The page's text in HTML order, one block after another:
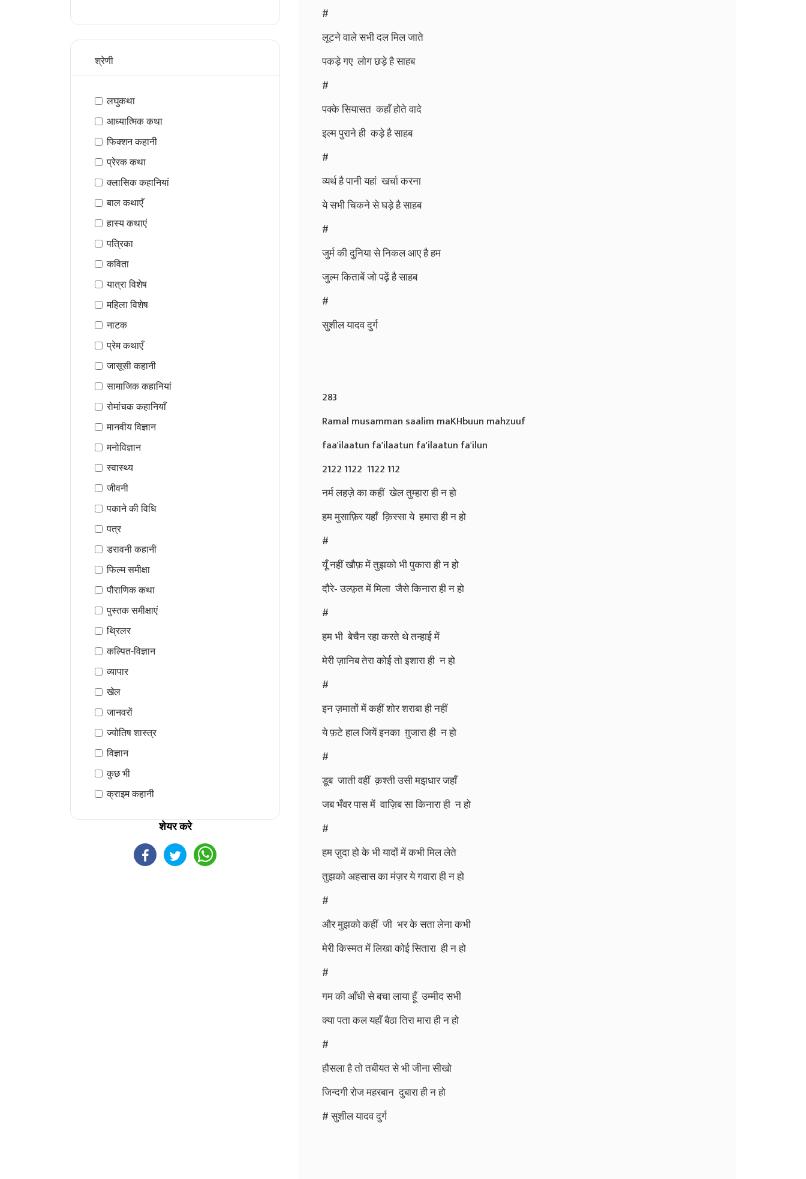
श्रेणी
लघुकथा
आध्यात्मिक कथा
फिक्शन कहानी
प्रेरक कथा
क्लासिक कहानियां
बाल कथाएँ
हास्य कथाएं
पत्रिका
कविता
यात्रा विशेष
महिला विशेष
नाटक
प्रेम कथाएँ
जासूसी कहानी
सामाजिक कहानियां
रोमांचक कहानियाँ
मानवीय विज्ञान
मनोविज्ञान
स्वास्थ्य
जीवनी
पकाने की विधि
पत्र
डरावनी कहानी
फिल्म समीक्षा
पौराणिक कथा
पुस्तक समीक्षाएं
थ्रिलर
कल्पित-विज्ञान
व्यापार
खेल
जानवरों
ज्योतिष शास्त्र
विज्ञान
कुछ भी
क्राइम कहानी
शेयर करे
#
लूटने वाले सभी दल मिल जाते
पकड़े गए लोग छड़े है साहब
#
पक्के सियासत कहाँ होते वादे
इल्म पुराने ही कड़े है साहब
#
व्यर्थ है पानी यहां खर्चा करना
ये सभी चिकने से घड़े है साहब
#
जुर्म की दुनिया से निकल आए है हम
जुल्म किताबें जो पढ़ें है साहब
#
सुशील यादव दुर्ग
283
Ramal musamman saalim maKHbuun mahzuuf
faa'ilaatun fa'ilaatun fa'ilaatun fa'ilun
2122 1122 1122 112
नर्म लहज़े का कहीं खेल तुम्हारा ही न हो
हम मुसाफ़िर यहाँ क़िस्सा ये हमारा ही न हो
#
यूँ नहीं खौफ़ में तुझको भी पुकारा ही न हो
दौरे- उल्फ़़त में मिला जैसे किनारा ही न हो
#
हम भी बेचैन रहा करते थे तन्हाई में
मेरी ज़ानिब तेरा कोई तो इशारा ही न हो
#
इन ज़मातों में कहीं शोर शराबा ही नहीं
ये फ़टे हाल जियें इनका ग़ुजारा ही न हो
#
डूब जाती वहीं क़श्ती उसी मझ़धार जहाँ
जब भँवर पास में वाज़िब सा किनारा ही न हो
#
हम ज़ुदा हो के भी यादों में कभी मिल लेते
तुझको अहसास का मंज़र ये गवारा ही न हो
#
और मुझको कहीं जी भर के सता लेना कभी
मेरी किस्मत में लिखा कोई सितारा ही न हो
#
गम की आँधी से बचा लाया हूँ उम्मीद सभी
क्या पता कल यहाँ बैठा तिरा मारा ही न हो
#
हौसला है तो तबीयत से भी जीना सीखो
जिन्दगी रोज महरबान दुबारा ही न हो
# सुशील यादव दुर्ग